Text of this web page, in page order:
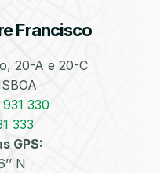
Francisco
20-A e 20-C
931 330
333
GPS:
N
Higienização e
Automóvel